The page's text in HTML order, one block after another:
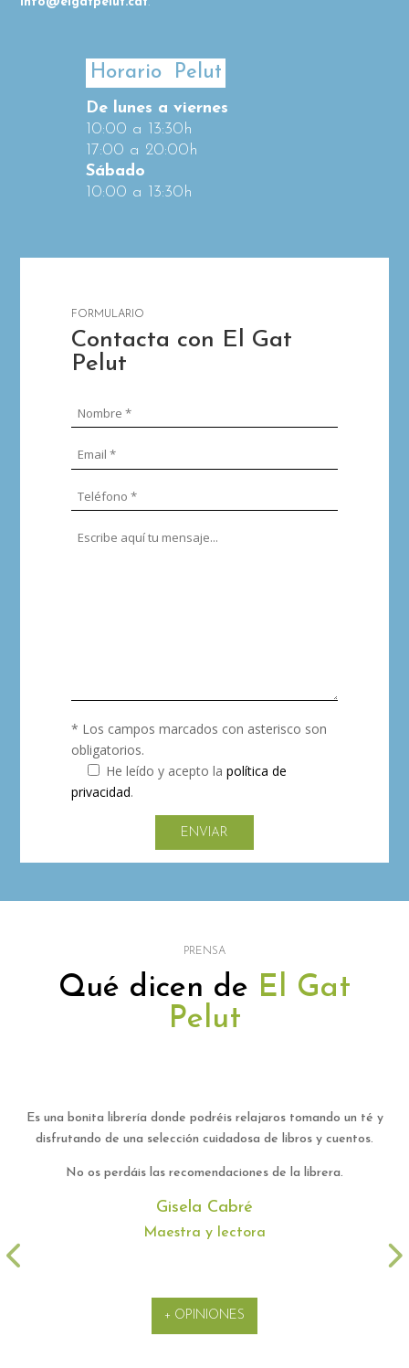
Horario Pelut
De lunes a viernes
10:00 a 13:30h
17:00 a 20:00h
Sábado
10:00 a 13:30h
FORMULARIO
Contacta con El Gat
Pelut
* Los campos marcados con asterisco son
obligatorios.
He leído y acepto lapolítica de
privacidad.
PRENSA
Qué dicen de El Gat
Pelut
relajaros tomando un té y
cuidadosa de libros y cuentos.
de la librera.
buena selección de libros de
colección de libros infantiles
Programador,
+ OPINIONES